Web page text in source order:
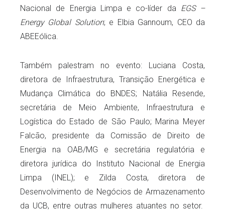
Nacional de Energia Limpa e co-líder da EGS –
Energy Global Solution; e Elbia Gannoum, CEO da
ABEEólica.
Também palestram no evento: Luciana Costa,
diretora de Infraestrutura, Transição Energética e
Mudança Climática do BNDES; Natália Resende,
secretária de Meio Ambiente, Infraestrutura e
Logística do Estado de São Paulo; Marina Meyer
Falcão, presidente da Comissão de Direito de
Energia na OAB/MG e secretária regulatória e
diretora jurídica do Instituto Nacional de Energia
Limpa (INEL); e Zilda Costa, diretora de
Desenvolvimento de Negócios de Armazenamento
da UCB, entre outras mulheres atuantes no setor.